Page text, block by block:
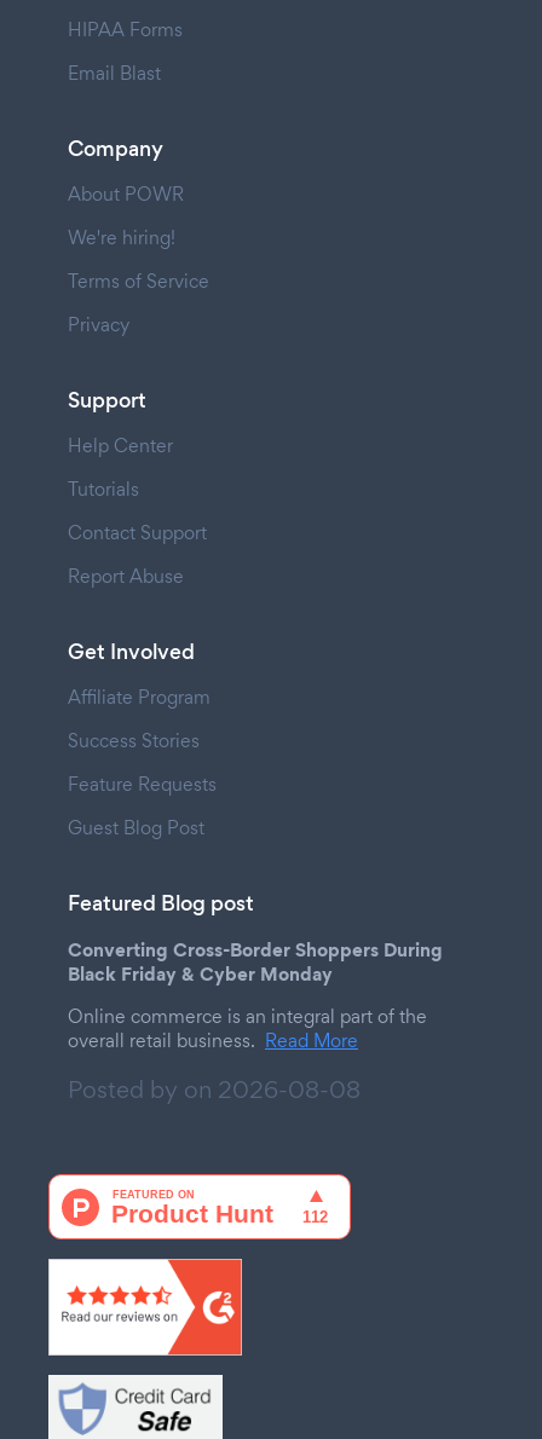
HIPAA Forms
Email Blast
Company
About POWR
We're hiring!
Terms of Service
Privacy
Support
Help Center
Tutorials
Contact Support
Report Abuse
Get Involved
Affiliate Program
Success Stories
Feature Requests
Guest Blog Post
Featured Blog post
Converting Cross-Border Shoppers During
Black Friday & Cyber Monday
Online commerce is an integral part of the
overall retail business. Read More
Posted by on 2026-08-08